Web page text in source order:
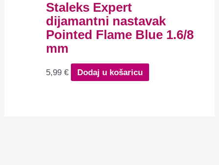
Staleks Expert
dijamantni nastavak
Pointed Flame Blue 1.6/8
mm
5,99€ Dodaj u košaricu